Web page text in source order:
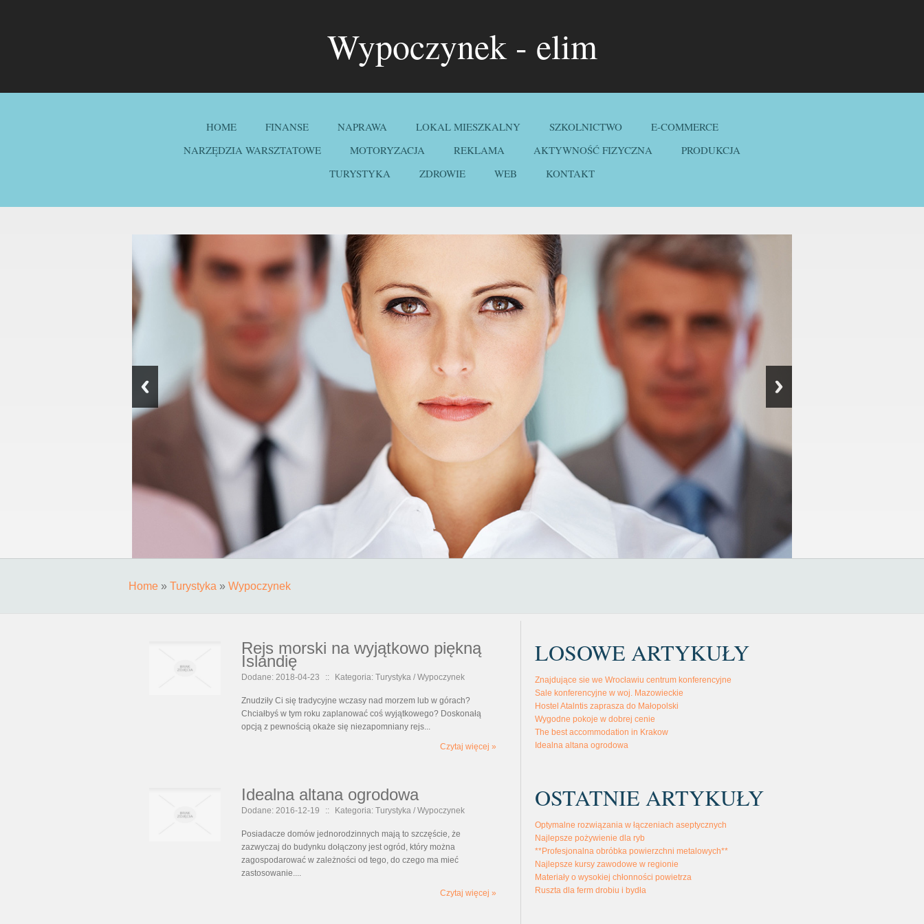
Wypoczynek - elim
HOME FINANSE NAPRAWA LOKAL MIESZKALNY SZKOLNICTWO
E-COMMERCE
NARZĘDZIA WARSZTATOWE
MOTORYZACJA REKLAMA AKTYWNOŚĆ FIZYCZNA
PRODUKCJA
TURYSTYKA
ZDROWIE WEB KONTAKT
Home » Turystyka » Wypoczynek
Rejs morski na wyjątkowo piękną
Islandię
Dodane: 2018-04-23 :: Kategoria: Turystyka / Wypoczynek
Znudziły Ci się tradycyjne wczasy nad morzem lub w górach?
Chciałbyś w tym roku zaplanować coś wyjątkowego? Doskonałą
opcją z pewnością okaże się niezapomniany rejs...
Czytaj więcej »
Idealna altana ogrodowa
Dodane: 2016-12-19 :: Kategoria: Turystyka / Wypoczynek
Posiadacze domów jednorodzinnych mają to szczęście, że
zazwyczaj do budynku dołączony jest ogród, który można
zagospodarować w zależności od tego, do czego ma mieć
zastosowanie....
Czytaj więcej »
LOSOWE ARTYKUŁY
Znajdujące sie we Wrocławiu centrum konferencyjne
Sale konferencyjne w woj. Mazowieckie
Hostel Atalntis zaprasza do Małopolski
Wygodne pokoje w dobrej cenie
The best accommodation in Krakow
Idealna altana ogrodowa
OSTATNIE ARTYKUŁY
Optymalne rozwiązania w łączeniach aseptycznych
Najlepsze pożywienie dla ryb
**Profesjonalna obróbka powierzchni metalowych**
Najlepsze kursy zawodowe w regionie
Materiały o wysokiej chłonności powietrza
Ruszta dla ferm drobiu i bydła